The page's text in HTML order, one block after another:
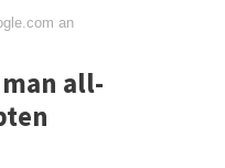
an
all-